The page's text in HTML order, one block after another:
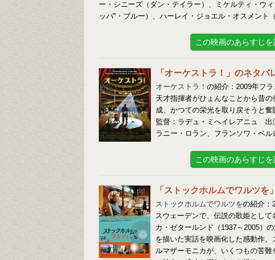
ー・シニーズ（ダン・テイラー）、ミケルティ・ウ
ッバ”・ブルー）、ハーレイ・ジョエル・オスメント
この映画のあらすじを
「オーケストラ！」のネタバ
オーケストラ！ の紹介：2009年フ
天才指揮者がひょんなことから昔
成、かつての栄光を取り戻そうと奮
監督：ラデュ・ミへイレアニュ 出
ラニー・ロラン、フランソワ・ベ
この映画のあらすじを
「ストックホルムでワルツ
ストックホルムでワルツをの紹介：
スウェーデンで、伝説の歌姫とし
カ・ゼタールンド（1937～2005）
を描いた実話を映画化した感動作
ルマザーモニカが、いくつもの苦